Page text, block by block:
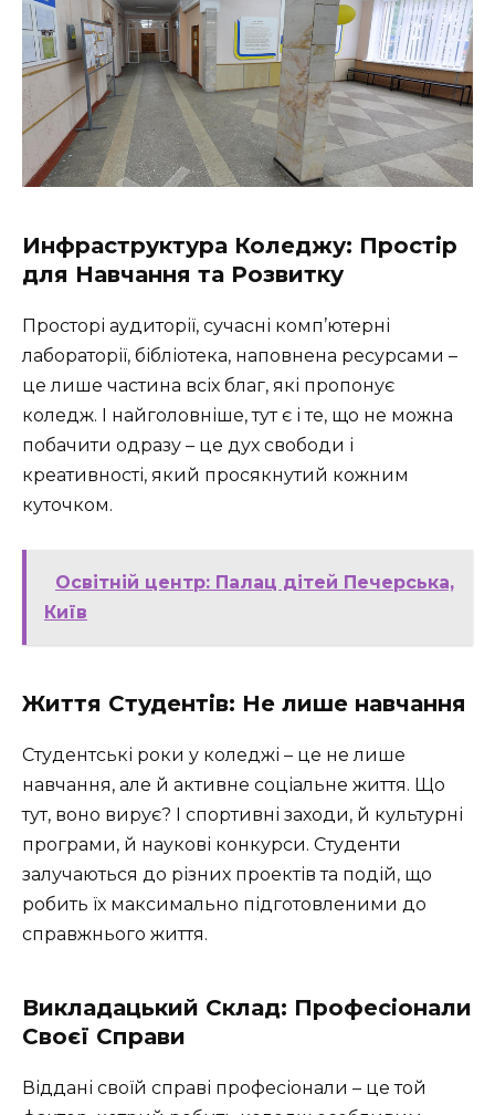
Инфраструктура Коледжу: Простір
для Навчання та Розвитку
Просторі аудиторії, сучасні комп’ютерні
лабораторії, бібліотека, наповнена ресурсами –
це лише частина всіх благ, які пропонує
коледж. І найголовніше, тут є і те, що не можна
побачити одразу – це дух свободи і
креативності, який просякнутий кожним
куточком.
Освітній центр: Палац дітей Печерська,
Київ
Життя Студентів: Не лише навчання
Студентські роки у коледжі – це не лише
навчання, але й активне соціальне життя. Що
тут, воно вирує? І спортивні заходи, й культурні
програми, й наукові конкурси. Студенти
залучаються до різних проектів та подій, що
робить їх максимально підготовленими до
справжнього життя.
Викладацький Склад: Професіонали
Своєї Справи
Віддані своїй справі професіонали – це той